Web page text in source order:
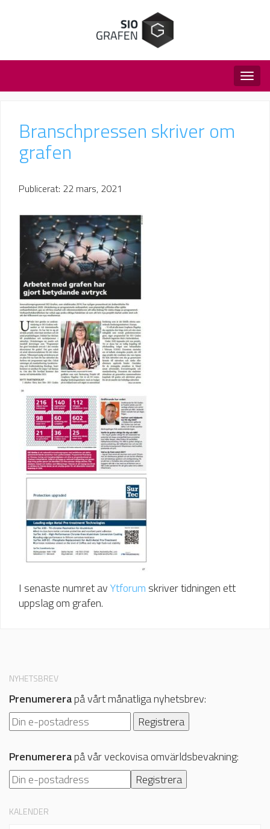
Branschpressen skriver om
grafen
Publicerat: 22 mars, 2021
I senaste numret avYtforum skriver tidningen ett
uppslag om grafen.
NYHETSBREV
Prenumererapå vårt månatliga nyhetsbrev:
Prenumererapå vår veckovisa omvärldsbevakning:
KALENDER